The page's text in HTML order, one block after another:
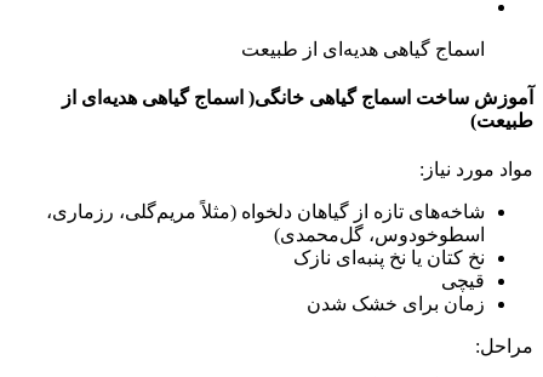
اسماج گیاهی هدیه‌ای از طبیعت
آموزش ساخت اسماج گیاهی خانگی( اسماج گیاهی هدیه‌ای از
طبیعت)
مواد مورد نیاز:
شاخه‌های تازه از گیاهان دلخواه (مثلاً مریم‌گلی، رزماری،
اسطوخودوس، گل‌محمدی)
نخ کتان یا نخ پنبه‌ای نازک
قیچی
زمان برای خشک شدن
مراحل: